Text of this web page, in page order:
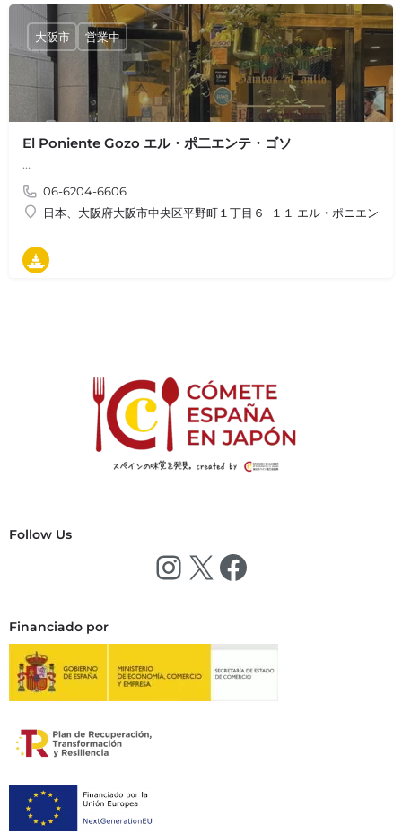
El Poniente Gozo エル・ポ二エンテ・ゴソ
…
06-6204-6606
日本、大阪府大阪市中央区平野町１丁目６−１１ エル・ポニエンテ
大阪市 営業中
Follow Us
Financiado por